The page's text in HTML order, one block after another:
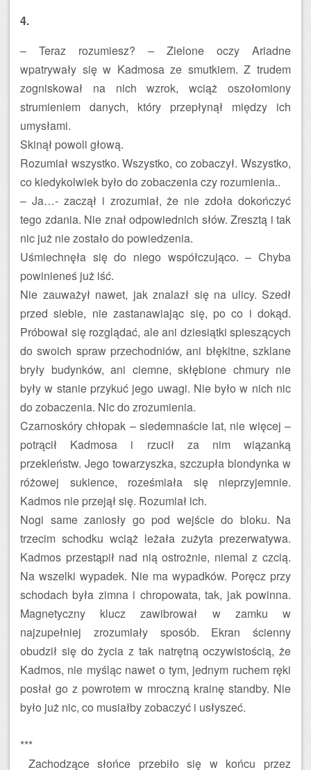
4.
– Teraz rozumiesz? – Zielone oczy Ariadne
wpatrywały się w Kadmosa ze smutkiem. Z trudem
zogniskował na nich wzrok, wciąż oszołomiony
strumieniem danych, który przepłynął między ich
umysłami.
Skinął powoli głową.
Rozumiał wszystko. Wszystko, co zobaczył. Wszystko,
co kiedykolwiek było do zobaczenia czy rozumienia..
– Ja…- zaczął i zrozumiał, że nie zdoła dokończyć
tego zdania. Nie znał odpowiednich słów. Zresztą i tak
nic już nie zostało do powiedzenia.
Uśmiechnęła się do niego współczująco. – Chyba
powinieneś już iść.
Nie zauważył nawet, jak znalazł się na ulicy. Szedł
przed siebie, nie zastanawiając się, po co i dokąd.
Próbował się rozglądać, ale ani dziesiątki spieszących
do swoich spraw przechodniów, ani błękitne, szklane
bryły budynków, ani ciemne, skłębione chmury nie
były w stanie przykuć jego uwagi. Nie było w nich nic
do zobaczenia. Nic do zrozumienia.
Czarnoskóry chłopak – siedemnaście lat, nie więcej –
potrącił Kadmosa i rzucił za nim wiązanką
przekleństw. Jego towarzyszka, szczupła blondynka w
różowej sukience, roześmiała się nieprzyjemnie.
Kadmos nie przejął się. Rozumiał ich.
Nogi same zaniosły go pod wejście do bloku. Na
trzecim schodku wciąż leżała zużyta prezerwatywa.
Kadmos przestąpił nad nią ostrożnie, niemal z czcią.
Na wszelki wypadek. Nie ma wypadków. Poręcz przy
schodach była zimna i chropowata, tak, jak powinna.
Magnetyczny klucz zawibrował w zamku w
najzupełniej zrozumiały sposób. Ekran ścienny
obudził się do życia z tak natrętną oczywistością, że
Kadmos, nie myśląc nawet o tym, jednym ruchem ręki
posłał go z powrotem w mroczną krainę standby. Nie
było już nic, co musiałby zobaczyć i usłyszeć.
***
Zachodzące słońce przebiło się w końcu przez